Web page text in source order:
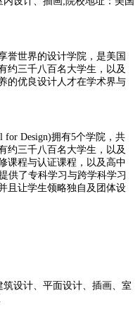
誉世界的设计学院，是美国
约三千八百名大学生，以及
的优良设计人才在学术界与
for Design)拥有5个学院，共
约三千八百名大学生，以及
课程与认证课程，以及高中
供了专科学习与跨学科学习
且让学生领略独自及团体设
设计、平面设计、插画、室